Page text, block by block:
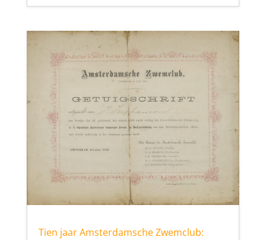
Tien jaar Amsterdamsche Zwemclub: